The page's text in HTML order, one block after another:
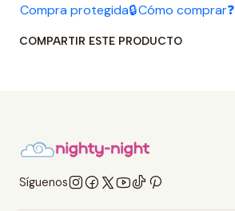
Compra protegida🔒Cómo comprar❓
COMPARTIR ESTE PRODUCTO
Síguenos